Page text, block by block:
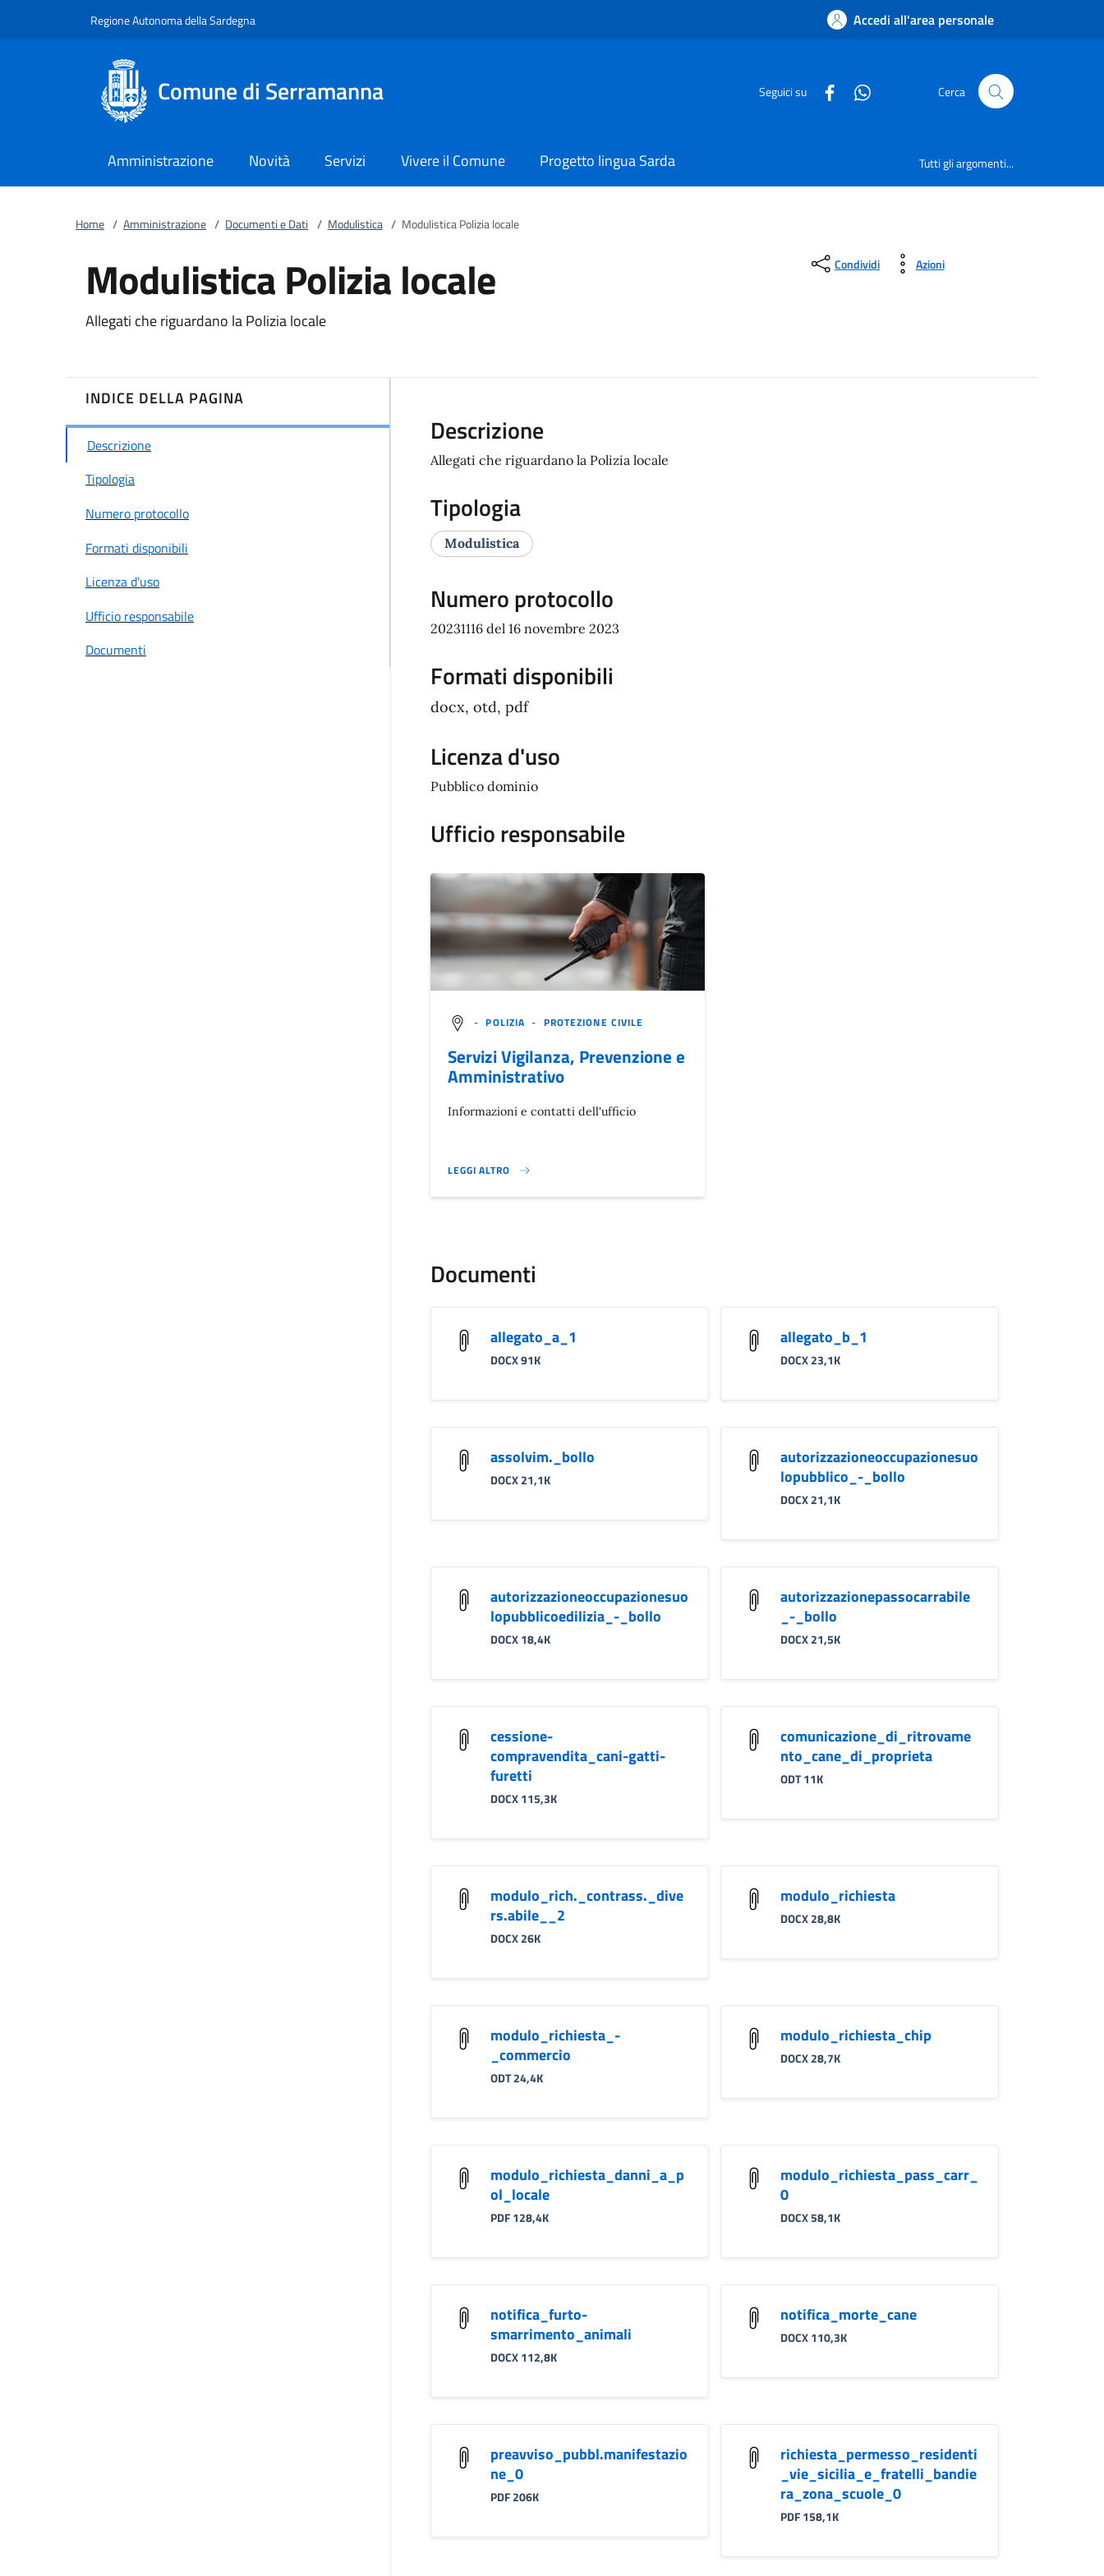
Regione Autonoma della Sardegna Accedi all'area personale
Comune di Serramanna Seguici su Cerca
Amministrazione Novità Servizi Vivere il Comune Progetto lingua Sarda Tutti gli argomenti...
Home / Amministrazione / Documenti e Dati / Modulistica / Modulistica Polizia locale
Modulistica Polizia locale
Allegati che riguardano la Polizia locale
Condividi Azioni
INDICE DELLA PAGINA
Descrizione
Tipologia
Numero protocollo
Formati disponibili
Licenza d'uso
Ufficio responsabile
Documenti
Descrizione
Allegati che riguardano la Polizia locale
Tipologia
Modulistica
Numero protocollo
20231116 del 16 novembre 2023
Formati disponibili
docx, otd, pdf
Licenza d'uso
Pubblico dominio
Ufficio responsabile
- POLIZIA - PROTEZIONE CIVILE
Servizi Vigilanza, Prevenzione e
Amministrativo
Informazioni e contatti dell'ufficio
LEGGI ALTRO
}
Documenti
allegato_a_1
DOCX 91K
allegato_b_1
DOCX 23,1K
assolvim._bollo
DOCX 21,1K
autorizzazioneoccupazionesuo
lopubblico_-_bollo
DOCX 21,1K
autorizzazioneoccupazionesuo
lopubblicoedilizia_-_bollo
DOCX 18,4K
autorizzazionepassocarrabile
_-_bollo
DOCX 21,5K
cessione-
compravendita_cani-gatti-
furetti
DOCX 115,3K
comunicazione_di_ritrovame
nto_cane_di_proprieta
ODT 11K
modulo_rich._contrass._dive
rs.abile__2
DOCX 26K
modulo_richiesta
DOCX 28,8K
modulo_richiesta_-
_commercio
ODT 24,4K
modulo_richiesta_chip
DOCX 28,7K
modulo_richiesta_danni_a_p
ol_locale
PDF 128,4K
modulo_richiesta_pass_carr_
0
DOCX 58,1K
notifica_furto-
smarrimento_animali
DOCX 112,8K
notifica_morte_cane
DOCX 110,3K
preavviso_pubbl.manifestazio
ne_0
PDF 206K
richiesta_permesso_residenti
_vie_sicilia_e_fratelli_bandie
ra_zona_scuole_0
PDF 158,1K